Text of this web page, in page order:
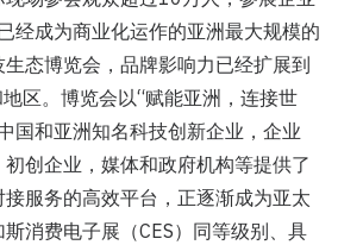
经成为商业化运作的亚洲最大规模的
态博览会，品牌影响力已经扩展到
区。博览会以“赋能亚洲，连接世
国和亚洲知名科技创新企业，企业
创企业，媒体和政府机构等提供了
服务的高效平台，正逐渐成为亚太
消费电子展（CES）同等级别、具